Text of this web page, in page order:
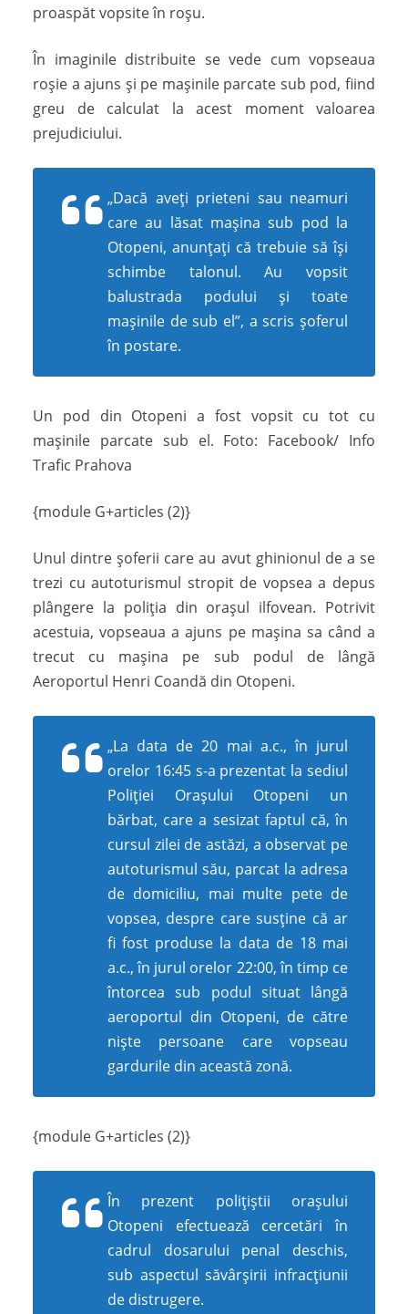
proaspăt vopsite în roșu.
În imaginile distribuite se vede cum vopseaua
roșie a ajuns și pe mașinile parcate sub pod, fiind
greu de calculat la acest moment valoarea
prejudiciului.
„Dacă aveți prieteni sau neamuri
care au lăsat mașina sub pod la
Otopeni, anunțați că trebuie să își
schimbe talonul. Au vopsit
balustrada podului și toate
mașinile de sub el”, a scris șoferul
în postare.
Un pod din Otopeni a fost vopsit cu tot cu
mașinile parcate sub el. Foto: Facebook/ Info
Trafic Prahova
{module G+articles (2)}
Unul dintre șoferii care au avut ghinionul de a se
trezi cu autoturismul stropit de vopsea a depus
plângere la poliția din orașul ilfovean. Potrivit
acestuia, vopseaua a ajuns pe mașina sa când a
trecut cu mașina pe sub podul de lângă
Aeroportul Henri Coandă din Otopeni.
„La data de 20 mai a.c., în jurul
orelor 16:45 s-a prezentat la sediul
Poliției Orașului Otopeni un
bărbat, care a sesizat faptul că, în
cursul zilei de astăzi, a observat pe
autoturismul său, parcat la adresa
de domiciliu, mai multe pete de
vopsea, despre care susține că ar
fi fost produse la data de 18 mai
a.c., în jurul orelor 22:00, în timp ce
întorcea sub podul situat lângă
aeroportul din Otopeni, de către
niște persoane care vopseau
gardurile din această zonă.
{module G+articles (2)}
În prezent polițiștii orașului
Otopeni efectuează cercetări în
cadrul dosarului penal deschis,
sub aspectul săvârșirii infracțiunii
de distrugere.